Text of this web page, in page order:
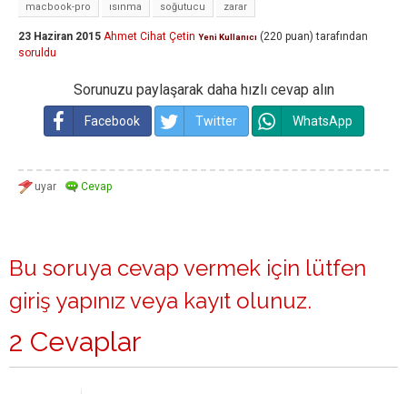
macbook-pro ısınma soğutucu zarar
23 Haziran 2015 Ahmet Cihat Çetin Yeni Kullanıcı (220 puan) tarafından
soruldu
Sorunuzu paylaşarak daha hızlı cevap alın
Facebook Twitter WhatsApp
Bu soruya cevap vermek için lütfen
giriş yapınız veya kayıt olunuz.
2 Cevaplar